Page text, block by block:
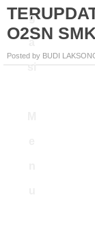
g
a
si
O2SN
Posted by BUDI